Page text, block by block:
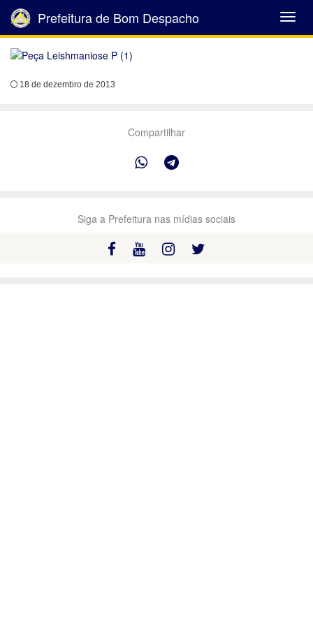
Abrir
Menu
Prefeitura de Bom Despacho
18 de dezembro de 2013
Compartilhar
Siga a Prefeitura nas mídias sociais